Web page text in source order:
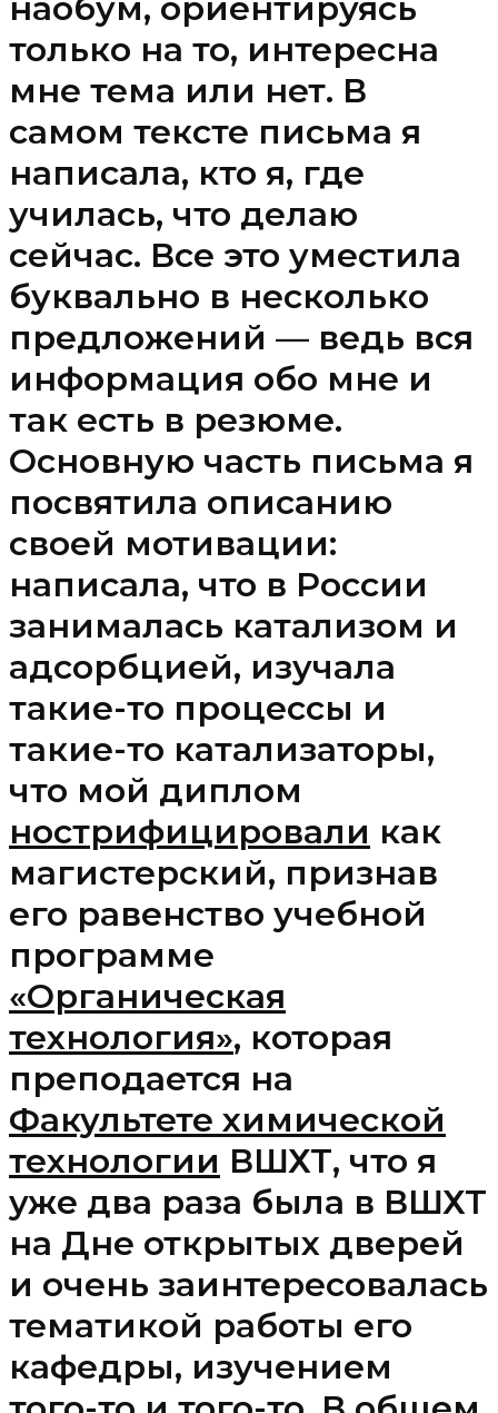
наобум, ориентируясь
только на то, интересна
мне тема или нет. В
самом тексте письма я
написала, кто я, где
училась, что делаю
сейчас. Все это уместила
буквально в несколько
предложений — ведь вся
информация обо мне и
так есть в резюме.
Основную часть письма я
посвятила описанию
своей мотивации:
написала, что в России
занималась катализом и
адсорбцией, изучала
такие-то процессы и
такие-то катализаторы,
что мой диплом
нострифицировали как
магистерский, признав
его равенство учебной
программе
«Органическая
технология», которая
преподается на
Факультете химической
технологии ВШХТ, что я
уже два раза была в ВШХТ
на Дне открытых дверей
и очень заинтересовалась
тематикой работы его
кафедры, изучением